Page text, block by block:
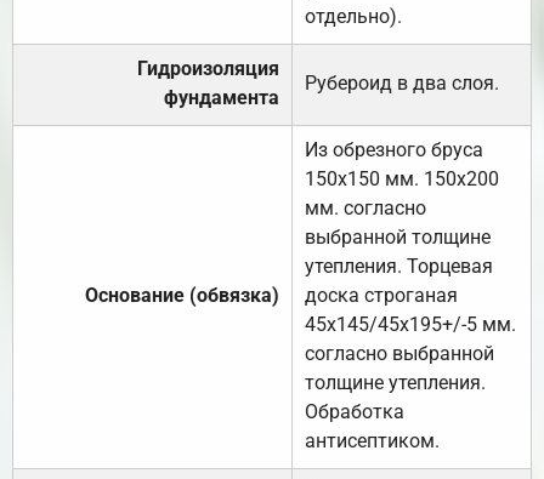
отдельно).
Гидроизоляция
фундамента
Рубероид в два слоя.
Основание (обвязка)
Из обрезного бруса
150х150 мм. 150х200
мм. согласно
выбранной толщине
утепления. Торцевая
доска строганая
45х145/45х195+/-5 мм.
согласно выбранной
толщине утепления.
Обработка
антисептиком.